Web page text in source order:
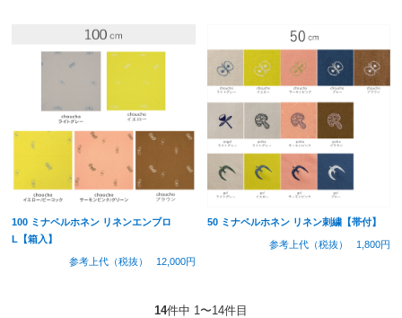
100 ミナペルホネン リネンエンブロ
L【箱入】
参考上代（税抜） 12,000円
50 ミナペルホネン リネン刺繍【帯付】
参考上代（税抜） 1,800円
14件中 1〜14件目